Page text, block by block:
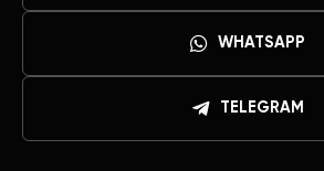
WHATSAPP
TELEGRAM